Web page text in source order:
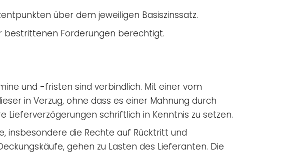
über dem jeweiligen Basiszinssatz.
bestrittenen Forderungen berechtigt.
und -fristen sind verbindlich. Mit einer vom
in Verzug, ohne dass es einer Mahnung durch
Lieferverzögerungen schriftlich in Kenntnis zu setzen.
insbesondere die Rechte auf Rücktritt und
gehen zu Lasten des Lieferanten. Die